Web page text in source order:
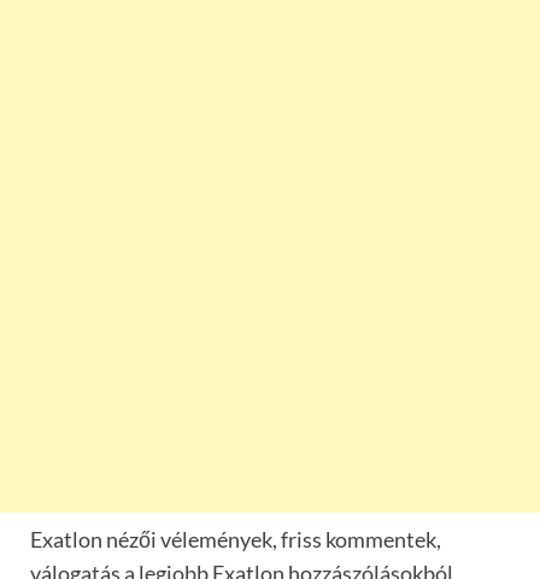
Exatlon nézői vélemények, friss kommentek,
válogatás a legjobb Exatlon hozzászólásokból.